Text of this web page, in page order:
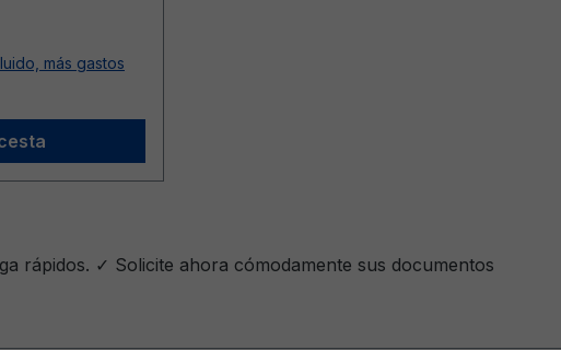
más gastos
rápidos. ✓ Solicite ahora cómodamente sus documentos